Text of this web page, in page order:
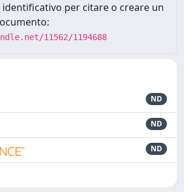
per citare o creare un
11562/1194688
ND
ND
ND